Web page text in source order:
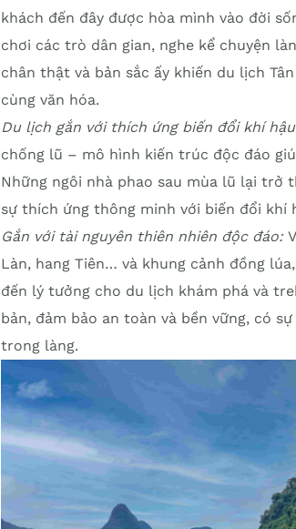
khách đến đây được hòa mình vào đời
chơi các trò dân gian, nghe kể chuyện
chân thật và bản sắc ấy khiến du lịch
cùng văn hóa.
Du lịch gắn với thích ứng biến đổi khí
chống lũ – mô hình kiến trúc độc đáo
Những ngôi nhà phao sau mùa lũ lại
sự thích ứng thông minh với biến đổi
Gắn với tài nguyên thiên nhiên độc đáo:
Làn, hang Tiên… và khung cảnh đồng
đến lý tưởng cho du lịch khám phá và
bản, đảm bảo an toàn và bền vững, có
trong làng.